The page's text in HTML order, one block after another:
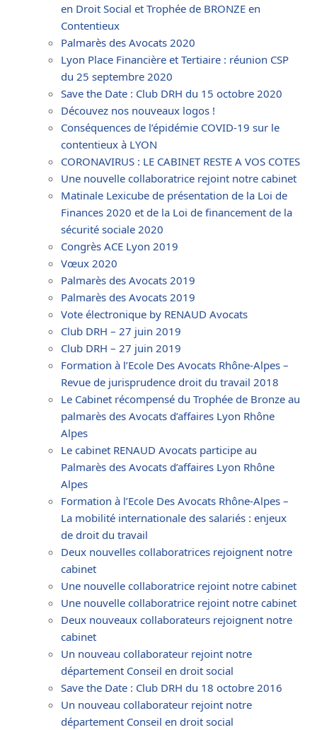
en Droit Social et Trophée de BRONZE en
Contentieux
Palmarès des Avocats 2020
Lyon Place Financière et Tertiaire : réunion CSP
du 25 septembre 2020
Save the Date : Club DRH du 15 octobre 2020
Découvez nos nouveaux logos !
Conséquences de l’épidémie COVID-19 sur le
contentieux à LYON
CORONAVIRUS : LE CABINET RESTE A VOS COTES
Une nouvelle collaboratrice rejoint notre cabinet
Matinale Lexicube de présentation de la Loi de
Finances 2020 et de la Loi de financement de la
sécurité sociale 2020
Congrès ACE Lyon 2019
Vœux 2020
Palmarès des Avocats 2019
Palmarès des Avocats 2019
Vote électronique by RENAUD Avocats
Club DRH – 27 juin 2019
Club DRH – 27 juin 2019
Formation à l’Ecole Des Avocats Rhône-Alpes –
Revue de jurisprudence droit du travail 2018
Le Cabinet récompensé du Trophée de Bronze au
palmarès des Avocats d’affaires Lyon Rhône
Alpes
Le cabinet RENAUD Avocats participe au
Palmarès des Avocats d’affaires Lyon Rhône
Alpes
Formation à l’Ecole Des Avocats Rhône-Alpes –
La mobilité internationale des salariés : enjeux
de droit du travail
Deux nouvelles collaboratrices rejoignent notre
cabinet
Une nouvelle collaboratrice rejoint notre cabinet
Une nouvelle collaboratrice rejoint notre cabinet
Deux nouveaux collaborateurs rejoignent notre
cabinet
Un nouveau collaborateur rejoint notre
département Conseil en droit social
Save the Date : Club DRH du 18 octobre 2016
Un nouveau collaborateur rejoint notre
département Conseil en droit social